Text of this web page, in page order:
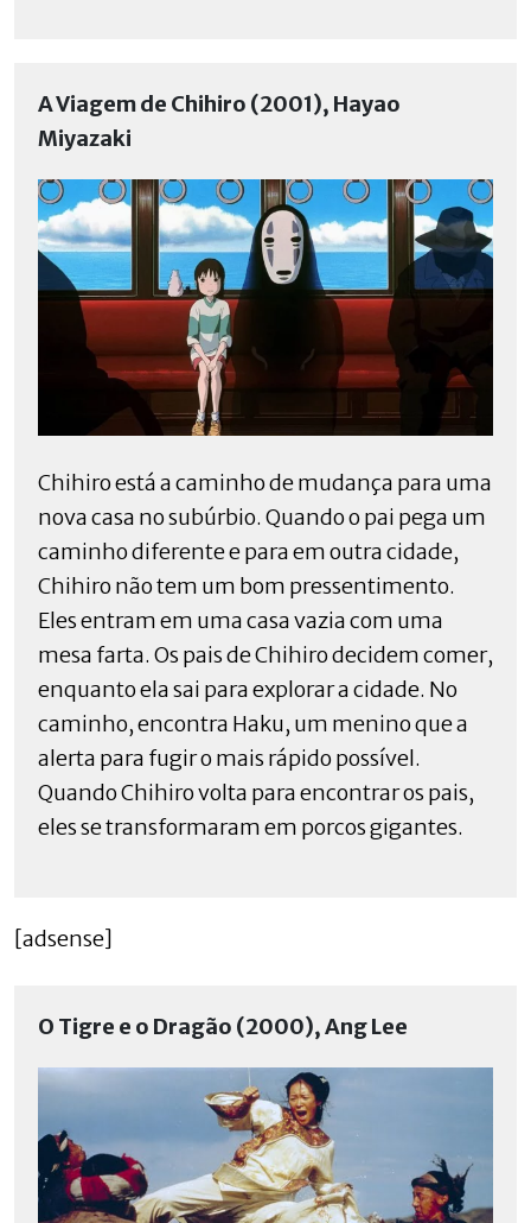
A Viagem de Chihiro (2001), Hayao
Miyazaki
Chihiro está a caminho de mudança para uma
nova casa no subúrbio. Quando o pai pega um
caminho diferente e para em outra cidade,
Chihiro não tem um bom pressentimento.
Eles entram em uma casa vazia com uma
mesa farta. Os pais de Chihiro decidem comer,
enquanto ela sai para explorar a cidade. No
caminho, encontra Haku, um menino que a
alerta para fugir o mais rápido possível.
Quando Chihiro volta para encontrar os pais,
eles se transformaram em porcos gigantes.
[adsense]
O Tigre e o Dragão (2000), Ang Lee